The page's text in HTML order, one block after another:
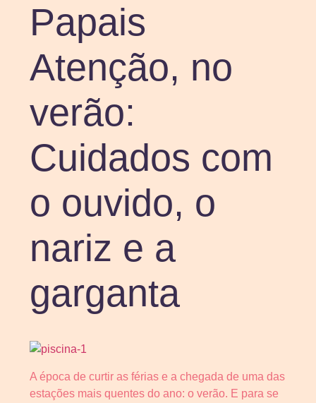
Papais
Atenção, no
verão:
Cuidados com
o ouvido, o
nariz e a
garganta
A época de curtir as férias e a chegada de uma das
estações mais quentes do ano: o verão. E para se